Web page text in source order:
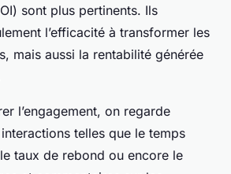
sont plus pertinents. Ils
l’efficacité à transformer les
mais aussi la rentabilité générée
l’engagement, on regarde
telles que le temps
taux de rebond ou encore le